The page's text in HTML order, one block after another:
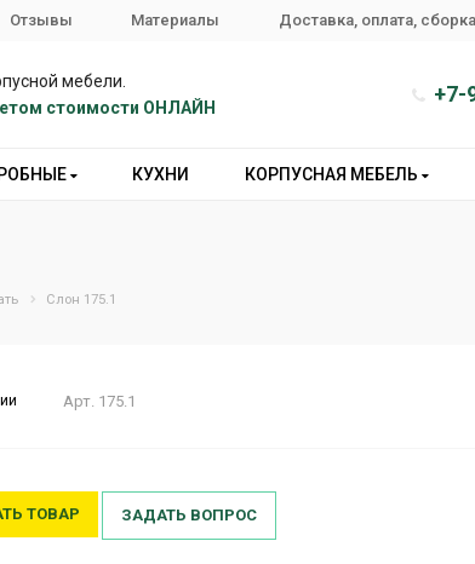
Отзывы Материалы Доставка, оплата, сборка
мебели.
стоимости ОНЛАЙН
+7-
КУХНИ КОРПУСНАЯ МЕБЕЛЬ
Слон 175.1
Арт. 175.1
ТОВАР ЗАДАТЬ ВОПРОС